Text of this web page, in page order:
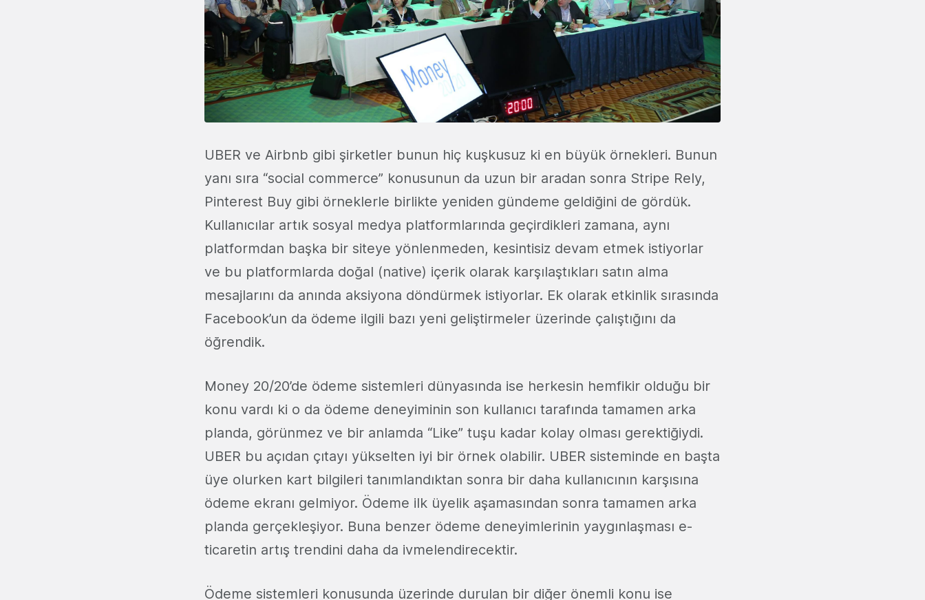
UBER ve Airbnb gibi şirketler bunun hiç kuşkusuz ki en büyük örnekleri. Bunun
yanı sıra “social commerce” konusunun da uzun bir aradan sonra Stripe Rely,
Pinterest Buy gibi örneklerle birlikte yeniden gündeme geldiğini de gördük.
Kullanıcılar artık sosyal medya platformlarında geçirdikleri zamana, aynı
platformdan başka bir siteye yönlenmeden, kesintisiz devam etmek istiyorlar
ve bu platformlarda doğal (native) içerik olarak karşılaştıkları satın alma
mesajlarını da anında aksiyona döndürmek istiyorlar. Ek olarak etkinlik sırasında
Facebook’un da ödeme ilgili bazı yeni geliştirmeler üzerinde çalıştığını da
öğrendik.
Money 20/20’de ödeme sistemleri dünyasında ise herkesin hemfikir olduğu bir
konu vardı ki o da ödeme deneyiminin son kullanıcı tarafında tamamen arka
planda, görünmez ve bir anlamda “Like” tuşu kadar kolay olması gerektiğiydi.
UBER bu açıdan çıtayı yükselten iyi bir örnek olabilir. UBER sisteminde en başta
üye olurken kart bilgileri tanımlandıktan sonra bir daha kullanıcının karşısına
ödeme ekranı gelmiyor. Ödeme ilk üyelik aşamasından sonra tamamen arka
planda gerçekleşiyor. Buna benzer ödeme deneyimlerinin yaygınlaşması e-
ticaretin artış trendini daha da ivmelendirecektir.
Ödeme sistemleri konusunda üzerinde durulan bir diğer önemli konu ise